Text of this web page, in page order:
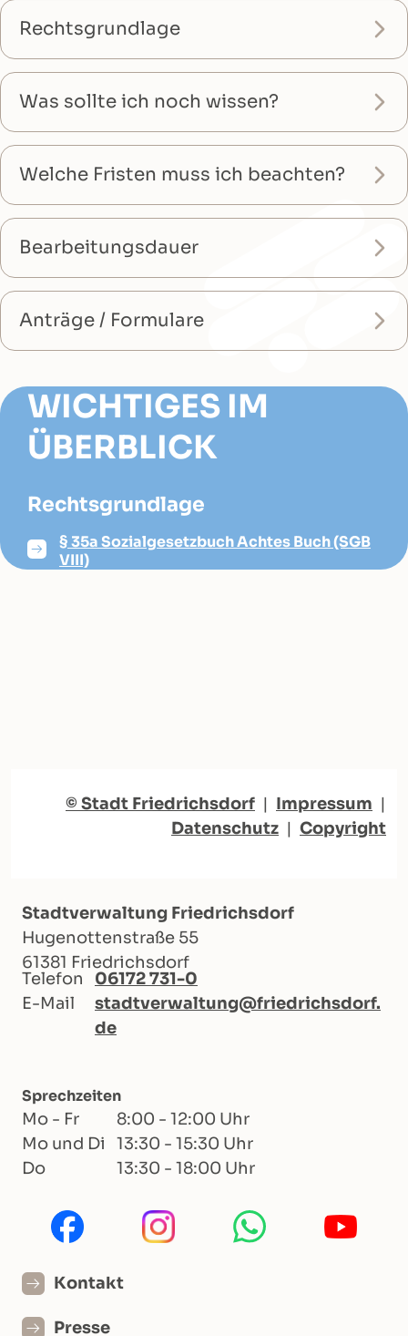
Rechtsgrundlage
Was sollte ich noch wissen?
Welche Fristen muss ich beachten?
Bearbeitungsdauer
Anträge / Formulare
WICHTIGES IM
ÜBERBLICK
Rechtsgrundlage
§ 35a Sozialgesetzbuch Achtes Buch (SGB
VIII)
© Stadt Friedrichsdorf | Impressum |
Datenschutz | Copyright
Stadtverwaltung Friedrichsdorf
Hugenottenstraße 55
61381 Friedrichsdorf
Telefon
06172 731-0
E-Mail
stadtverwaltung@friedrichsdorf.
de
Sprechzeiten
Mo - Fr
8:00 - 12:00 Uhr
Mo und Di
13:30 - 15:30 Uhr
Do
13:30 - 18:00 Uhr
Kontakt
Presse